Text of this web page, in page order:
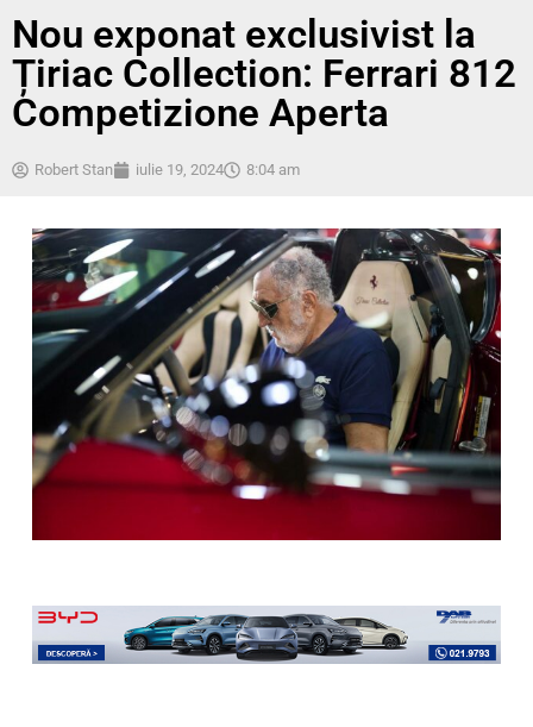
Nou exponat exclusivist la
Țiriac Collection: Ferrari 812
Competizione Aperta
Robert Stan iulie 19, 2024 8:04 am